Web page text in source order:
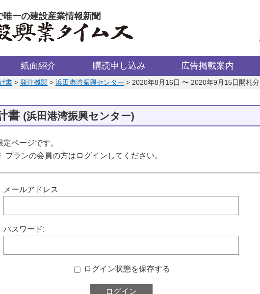
唯一の建設産業情報新聞
紙面紹介 購読申し込み 広告掲載案内
書 > 発注機関 > 浜田港湾振興センター > 2020年8月16日 〜 2020年9月15日開札分
書 (浜田港湾振興センター)
ページです。
プランの会員の方はログインしてください。
メールアドレス
パスワード:
ログイン状態を保存する